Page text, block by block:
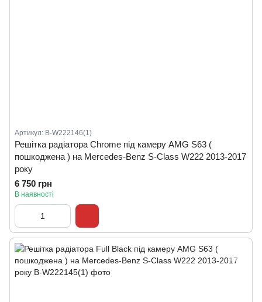
Артикул: B-W222146(1)
Решітка радіатора Chrome під камеру AMG S63 (
пошкоджена ) на Mercedes-Benz S-Class W222 2013-2017
року
6 750 грн
В наявності